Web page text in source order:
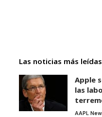
Las noticias más leídas
Apple
las
AAPL